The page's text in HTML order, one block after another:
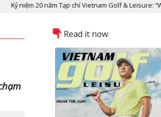
năm Tạp chí Vietnam Golf & Leisure: “Where
Read it now